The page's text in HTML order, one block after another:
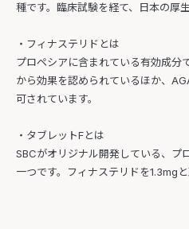
種です。臨床試験を経て、日本の厚
・フィナステリドとは
プロペシアに含まれている有効成分
から効果を認められているほか、
可されています。
・タブレットFとは
SBCがオリジナル開発している、プ
一つです。フィナステリドを1.3mg